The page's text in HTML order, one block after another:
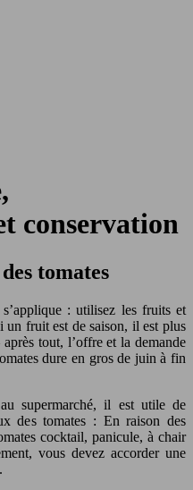
conservation
tomates
: utilisez les fruits et
un fruit est de saison, il est plus
tout, l’offre et la demande
dure en gros de juin à fin
supermarché, il est utile de
des tomates : En raison des
cocktail, panicule, à chair
vous devez accorder une